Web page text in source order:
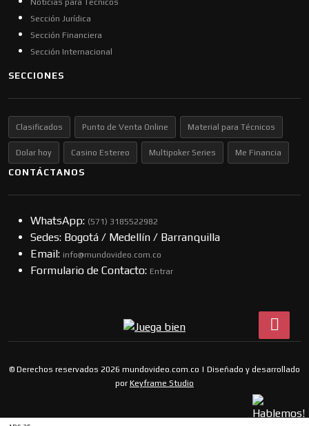
Sección Jurídica
Sección Financiera
Sección Internacional
SECCIONES
Clasificados Punto de Venta Online Material para Técnicos
Dolar hoy Casino Estereo Multipoker Series Me Financia
CONTÁCTANOS
WhatsApp: (57​​1) 3185522982
Sedes: Bogotá / Medellín / Barranquilla
Email: info@mundovideo.com.co
Formulario de Contacto: Entrar
© Derechos reservados 2026 mundovideo.com.co | Diseñado y desarrollado
por Keyframe Studio